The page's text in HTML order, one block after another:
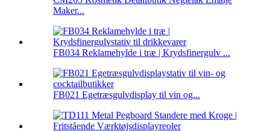
Maker...
FB034 Reklamehylde i træ | Krydsfinergulv ...
FB021 Egetræsgulvdisplay til vin og...